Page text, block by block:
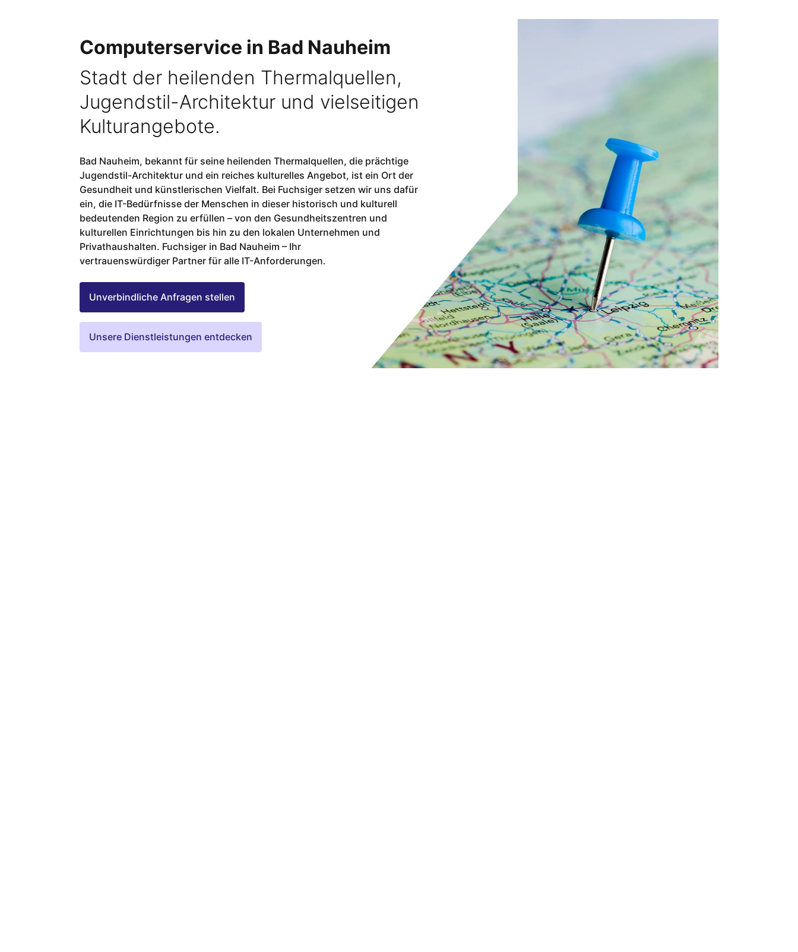
Computerservice in Bad Nauheim
Stadt der heilenden Thermalquellen,
Jugendstil-Architektur und vielseitigen
Kulturangebote.
Bad Nauheim, bekannt für seine heilenden Thermalquellen, die prächtige
Jugendstil-Architektur und ein reiches kulturelles Angebot, ist ein Ort der
Gesundheit und künstlerischen Vielfalt. Bei Fuchsiger setzen wir uns dafür
ein, die IT-Bedürfnisse der Menschen in dieser historisch und kulturell
bedeutenden Region zu erfüllen – von den Gesundheitszentren und
kulturellen Einrichtungen bis hin zu den lokalen Unternehmen und
Privathaushalten. Fuchsiger in Bad Nauheim – Ihr
vertrauenswürdiger Partner für alle IT-Anforderungen.
Unverbindliche Anfragen stellen
Unsere Dienstleistungen entdecken